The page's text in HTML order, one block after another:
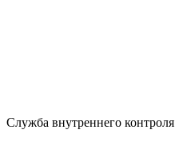
Служба внутреннего контроля